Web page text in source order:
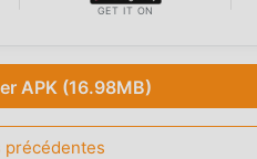
GET IT ON
APK (16.98MB)
précédentes